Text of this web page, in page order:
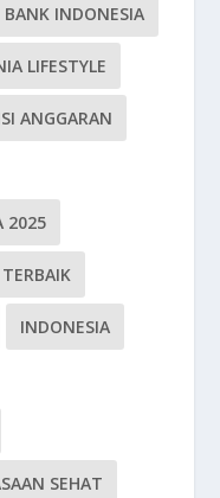
BANK INDONESIA
LIFESTYLE
ANGGARAN
2025
INDONESIA
SEHAT